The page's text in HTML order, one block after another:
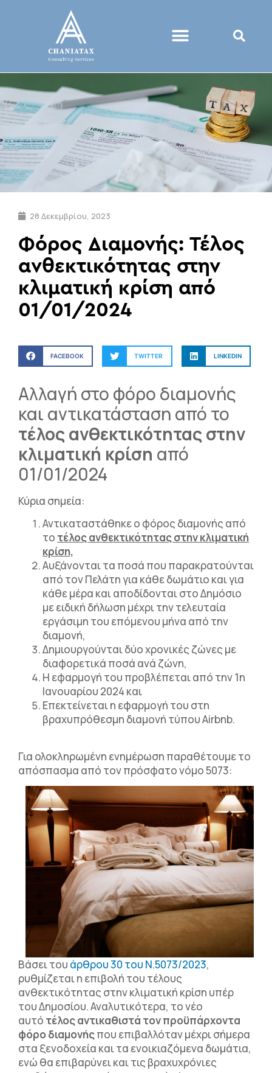
28 Δεκεμβρίου, 2023
Φόρος Διαμονής: Τέλος
ανθεκτικότητας στην
κλιματική κρίση από
01/01/2024
FACEBOOK TWITTER LINKEDIN
Αλλαγή στο φόρο διαμονής
και αντικατάσταση από το
τέλος ανθεκτικότητας στην
κλιματική κρίση από
01/01/2024
Κύρια σημεία:
Αντικαταστάθηκε ο φόρος διαμονής από
το τέλος ανθεκτικότητας στην κλιματική
κρίση,
Αυξάνονται τα ποσά που παρακρατούνται
από τον Πελάτη για κάθε δωμάτιο και για
κάθε μέρα και αποδίδονται στο Δημόσιο
με ειδική δήλωση μέχρι την τελευταία
εργάσιμη του επόμενου μήνα από την
διαμονή,
Δημιουργούνται δύο χρονικές ζώνες με
διαφορετικά ποσά ανά ζώνη,
Η εφαρμογή του προβλέπεται από την 1η
Ιανουαρίου 2024 και
Επεκτείνεται η εφαρμογή του στη
βραχυπρόθεσμη διαμονή τύπου Airbnb.
Για ολοκληρωμένη ενημέρωση παραθέτουμε το
απόσπασμα από τον πρόσφατο νόμο 5073:
Βάσει του άρθρου 30 του Ν.5073/2023,
ρυθμίζεται η επιβολή του τέλους
ανθεκτικότητας στην κλιματική κρίση υπέρ
του Δημοσίου. Αναλυτικότερα, το νέο
αυτό τέλος αντικαθιστά τον προϋπάρχοντα
φόρο διαμονήςπου επιβαλλόταν μέχρι σήμερα
στα ξενοδοχεία και τα ενοικιαζόμενα δωμάτια,
ενώ θα επιβαρύνει και τις βραχυχρόνιες